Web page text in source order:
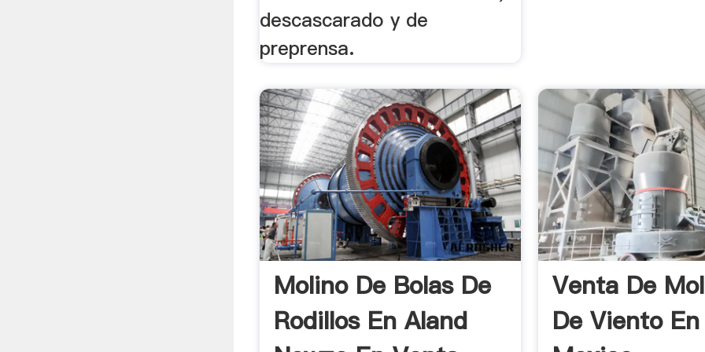
descascarado y de
preprensa.
Molino De Bolas De
Rodillos En Aland
Venta De
De Viento En